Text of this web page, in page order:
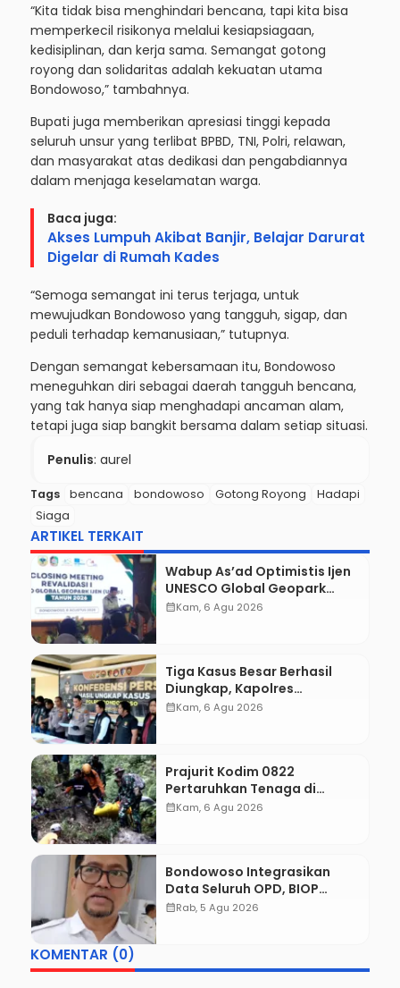
“Kita tidak bisa menghindari bencana, tapi kita bisa
memperkecil risikonya melalui kesiapsiagaan,
kedisiplinan, dan kerja sama. Semangat gotong
royong dan solidaritas adalah kekuatan utama
Bondowoso,” tambahnya.
Bupati juga memberikan apresiasi tinggi kepada
seluruh unsur yang terlibat BPBD, TNI, Polri, relawan,
dan masyarakat atas dedikasi dan pengabdiannya
dalam menjaga keselamatan warga.
Baca juga:
Akses Lumpuh Akibat Banjir, Belajar Darurat
Digelar di Rumah Kades
“Semoga semangat ini terus terjaga, untuk
mewujudkan Bondowoso yang tangguh, sigap, dan
peduli terhadap kemanusiaan,” tutupnya.
Dengan semangat kebersamaan itu, Bondowoso
meneguhkan diri sebagai daerah tangguh bencana,
yang tak hanya siap menghadapi ancaman alam,
tetapi juga siap bangkit bersama dalam setiap situasi.
Penulis: aurel
Tags bencana bondowoso Gotong Royong
Hadapi
Siaga
ARTIKEL TERKAIT
Wabup As’ad Optimistis Ijen
UNESCO Global Geopark
Pertahankan Status,
calendar_monthKam, 6 Agu 2026
Tiga Kasus Besar Berhasil
Diungkap, Kapolres
Bondowoso Tegaskan Tak
calendar_monthKam, 6 Agu 2026
Prajurit Kodim 0822
Pertaruhkan Tenaga di
Tebing Maut, Dua Jenazah
calendar_monthKam, 6 Agu 2026
Bondowoso Integrasikan
Data Seluruh OPD, BIOP
Disiapkan Jadi Dashboard
calendar_monthRab, 5 Agu 2026
KOMENTAR (0)